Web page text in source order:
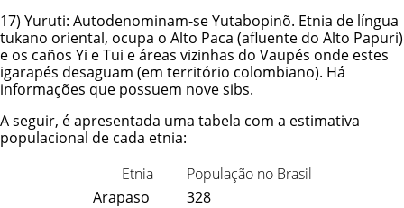
17) Yuruti: Autodenominam-se Yutabopinõ. Etnia de língua
tukano oriental, ocupa o Alto Paca (afluente do Alto Papuri)
e os caños Yi e Tui e áreas vizinhas do Vaupés onde estes
igarapés desaguam (em território colombiano). Há
informações que possuem nove sibs.
A seguir, é apresentada uma tabela com a estimativa
populacional de cada etnia:
Etnia
População no Brasil
Arapaso
328